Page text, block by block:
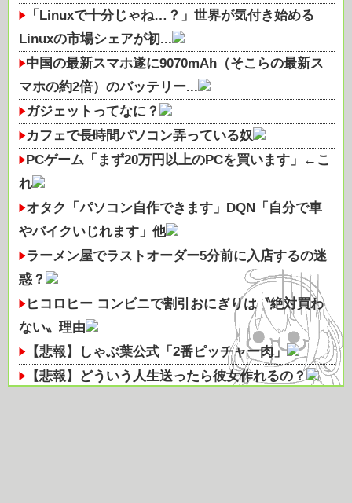
「Linuxで十分じゃね…？」世界が気付き始める
Linuxの市場シェアが初...
中国の最新スマホ遂に9070mAh（そこらの最新ス
マホの約2倍）のバッテリー...
ガジェットってなに？
カフェで長時間パソコン弄っている奴
PCゲーム「まず20万円以上のPCを買います」←こ
れ
オタク「パソコン自作できます」DQN「自分で車
やバイクいじれます」他
ラーメン屋でラストオーダー5分前に入店するの迷
惑？
ヒコロヒー コンビニで割引おにぎりは〝絶対買わ
ない〟理由
【悲報】しゃぶ葉公式「2番ピッチャー肉」
【悲報】どういう人生送ったら彼女作れるの？